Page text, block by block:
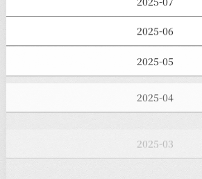
2025-06
2025-05
2025-02